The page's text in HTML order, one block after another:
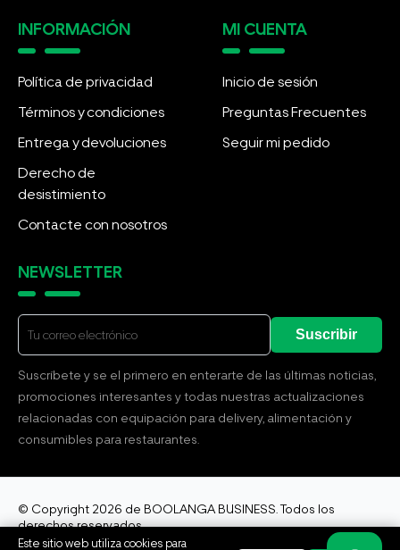
INFORMACIÓN
Política de privacidad
Términos y condiciones
Entrega y devoluciones
Derecho de
desistimiento
Contacte con nosotros
MI CUENTA
Inicio de sesión
Preguntas Frecuentes
Seguir mi pedido
NEWSLETTER
Suscribir
Suscríbete y se el primero en enterarte de las últimas noticias,
promociones interesantes y todas nuestras actualizaciones
relacionadas con equipación para delivery, alimentación y
consumibles para restaurantes.
© Copyright 2026 de BOOLANGA BUSINESS. Todos los
derechos reservados.
Este sitio web utiliza cookies para